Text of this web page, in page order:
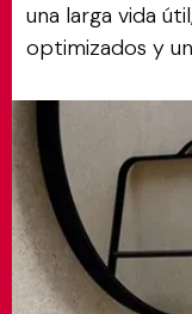
una larga vida
optimizados y